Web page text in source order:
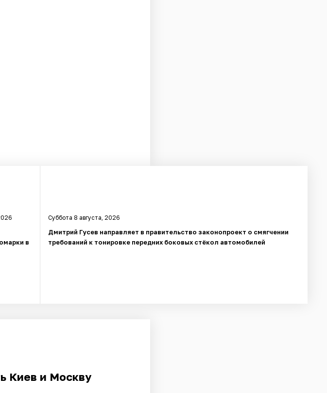
в
Суббота 8 августа, 2026
Дмитрий Гусев направляет в правительство законопроект о смягчении
требований к тонировке передних боковых стёкол автомобилей
Киев и Москву